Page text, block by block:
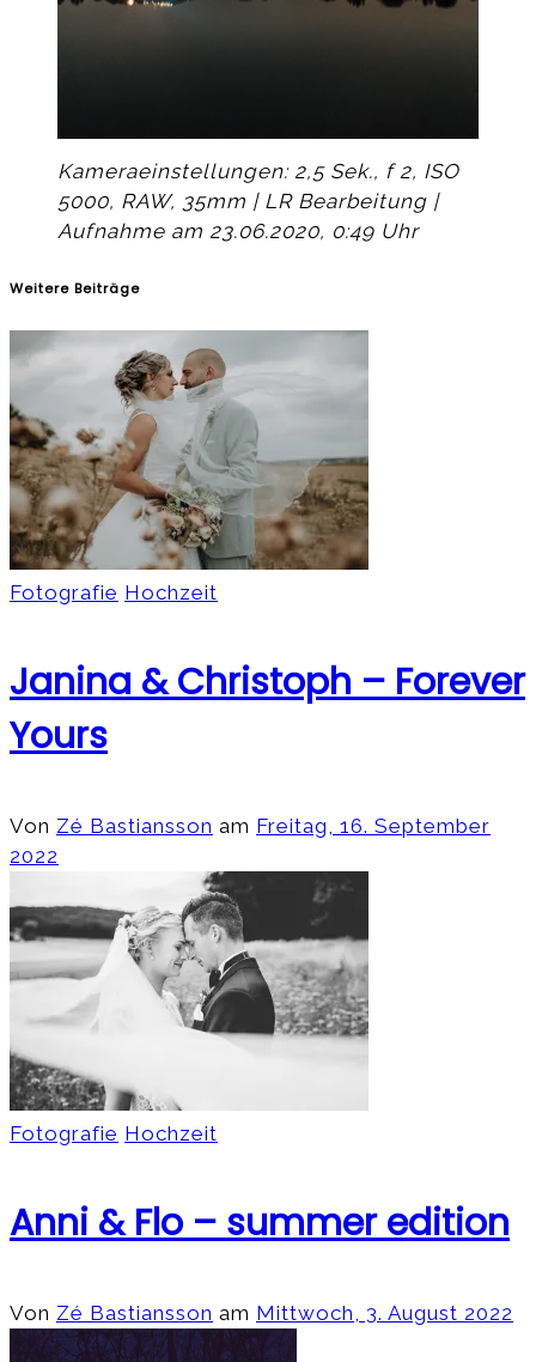
Kameraeinstellungen: 2,5 Sek., f 2, ISO
5000, RAW, 35mm | LR Bearbeitung |
Aufnahme am 23.06.2020, 0:49 Uhr
Weitere Beiträge
Fotografie Hochzeit
Janina & Christoph – Forever
Yours
Von Zé Bastiansson am Freitag, 16. September
2022
Fotografie Hochzeit
Anni & Flo – summer edition
Von Zé Bastiansson am Mittwoch, 3. August 2022